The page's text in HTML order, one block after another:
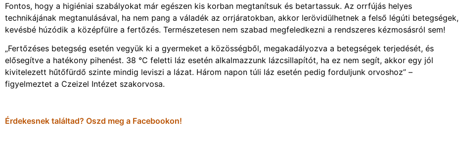
Fontos, hogy a higiéniai szabályokat már egészen kis korban megtanítsuk és betartassuk. Az orrfújás helyes
technikájának megtanulásával, ha nem pang a váladék az orrjáratokban, akkor lerövidülhetnek a felső légúti betegségek,
kevésbé húzódik a középfülre a fertőzés. Természetesen nem szabad megfeledkezni a rendszeres kézmosásról sem!
„Fertőzéses betegség esetén vegyük ki a gyermeket a közösségből, megakadályozva a betegségek terjedését, és
elősegítve a hatékony pihenést. 38 °C feletti láz esetén alkalmazzunk lázcsillapítót, ha ez nem segít, akkor egy jól
kivitelezett hűtőfürdő szinte mindig leviszi a lázat. Három napon túli láz esetén pedig forduljunk orvoshoz” –
figyelmeztet a Czeizel Intézet szakorvosa.
Érdekesnek találtad? Oszd meg a Facebookon!